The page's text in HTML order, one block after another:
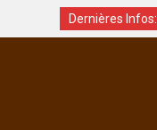
Dernières Infos:
été brûlée avec son bébé